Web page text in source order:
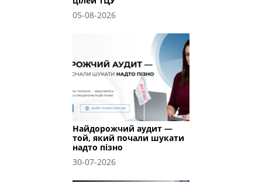
05-08-2026
Найдорожчий аудит —
той, який почали шукати
надто пізно
30-07-2026